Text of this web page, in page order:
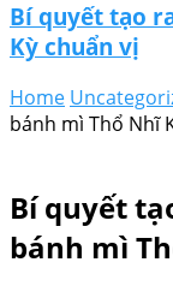
Bí quyết tạo
Kỳ chuẩn vị
Home
bánh mì Thổ Nhĩ
Bí quyết
bánh mì